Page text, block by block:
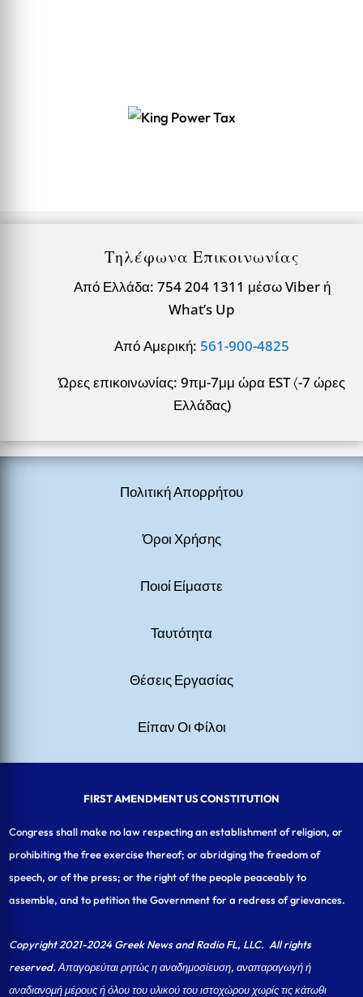
Τηλέφωνα Επικοινωνίας
Από Ελλάδα: 754 204 1311 μέσω Viber ή
What’s Up
Από Αμερική: 561-900-4825
Ώρες επικοινωνίας: 9πμ-7μμ ώρα EST 〈-7 ώρες
Ελλάδας)
Πολιτική Απορρήτου
Όροι Χρήσης
Ποιοί Είμαστε
Ταυτότητα
Θέσεις Εργασίας
Είπαν Οι Φίλοι
FIRST AMENDMENT US CONSTITUTION
Congress shall make no law respecting an establishment of religion, or
prohibiting the free exercise thereof; or abridging the freedom of
speech, or of the press; or the right of the people peaceably to
assemble, and to petition the Government for a redress of grievances.
Copyright 2021-2024 Greek News and Radio FL, LLC. All rights
reserved. Απαγορεύται ρητώς η αναδημοσίευση, αναπαραγωγή ή
αναδιανομή μέρους ή όλου του υλικού του ιστοχώρου χωρίς τις κάτωθι